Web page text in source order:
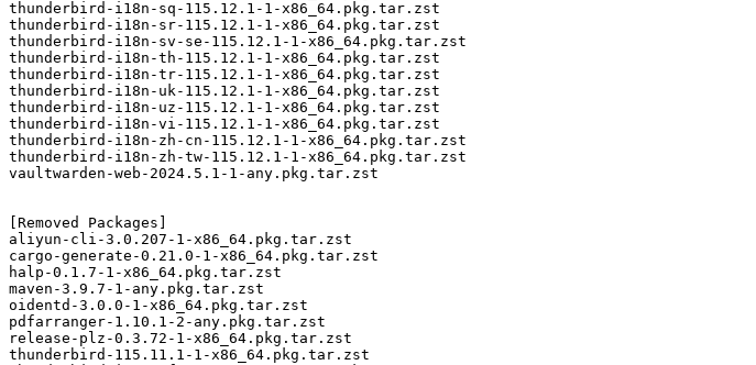
thunderbird-i18n-sq-115.12.1-1-x86_64.pkg.tar.zst
thunderbird-i18n-sr-115.12.1-1-x86_64.pkg.tar.zst
thunderbird-i18n-sv-se-115.12.1-1-x86_64.pkg.tar.zst
thunderbird-i18n-th-115.12.1-1-x86_64.pkg.tar.zst
thunderbird-i18n-tr-115.12.1-1-x86_64.pkg.tar.zst
thunderbird-i18n-uk-115.12.1-1-x86_64.pkg.tar.zst
thunderbird-i18n-uz-115.12.1-1-x86_64.pkg.tar.zst
thunderbird-i18n-vi-115.12.1-1-x86_64.pkg.tar.zst
thunderbird-i18n-zh-cn-115.12.1-1-x86_64.pkg.tar.zst
thunderbird-i18n-zh-tw-115.12.1-1-x86_64.pkg.tar.zst
vaultwarden-web-2024.5.1-1-any.pkg.tar.zst
[Removed Packages]
aliyun-cli-3.0.207-1-x86_64.pkg.tar.zst
cargo-generate-0.21.0-1-x86_64.pkg.tar.zst
halp-0.1.7-1-x86_64.pkg.tar.zst
maven-3.9.7-1-any.pkg.tar.zst
oidentd-3.0.0-1-x86_64.pkg.tar.zst
pdfarranger-1.10.1-2-any.pkg.tar.zst
release-plz-0.3.72-1-x86_64.pkg.tar.zst
thunderbird-115.11.1-1-x86_64.pkg.tar.zst